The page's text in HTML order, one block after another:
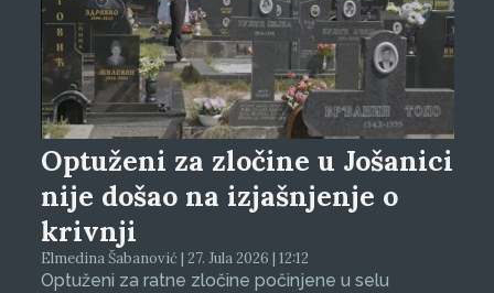
Optuženi za zločine u Jošanici
nije došao na izjašnjenje o
krivnji
Elmedina Šabanović | 27. Jula 2026 | 12:12
Optuženi za ratne zločine počinjene u selu